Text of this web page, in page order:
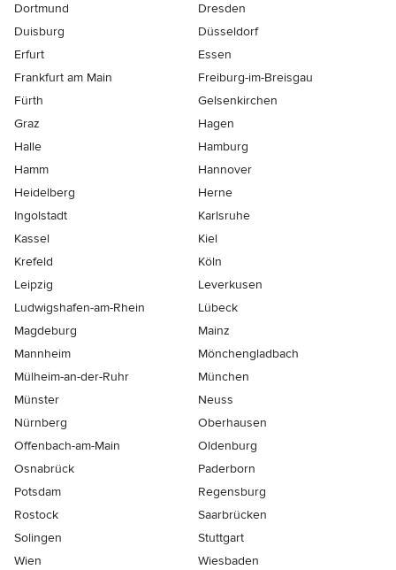
Dortmund
Dresden
Duisburg
Düsseldorf
Erfurt
Essen
Frankfurt am Main
Freiburg-im-Breisgau
Fürth
Gelsenkirchen
Graz
Hagen
Halle
Hamburg
Hamm
Hannover
Heidelberg
Herne
Ingolstadt
Karlsruhe
Kassel
Kiel
Krefeld
Köln
Leipzig
Leverkusen
Ludwigshafen-am-Rhein
Lübeck
Magdeburg
Mainz
Mannheim
Mönchen­gladbach
Mülheim-an-der-Ruhr
München
Münster
Neuss
Nürnberg
Oberhausen
Offenbach-am-Main
Oldenburg
Osnabrück
Paderborn
Potsdam
Regensburg
Rostock
Saarbrücken
Solingen
Stuttgart
Wien
Wiesbaden